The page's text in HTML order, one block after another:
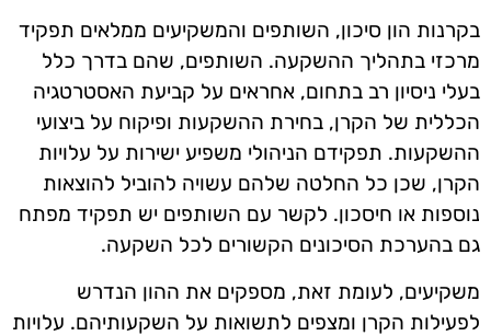
בקרנות הון סיכון, השותפים והמשקיעים ממלאים תפקיד
מרכזי בתהליך ההשקעה. השותפים, שהם בדרך כלל
בעלי ניסיון רב בתחום, אחראים על קביעת האסטרטגיה
הכללית של הקרן, בחירת ההשקעות ופיקוח על ביצועי
ההשקעות. תפקידם הניהולי משפיע ישירות על עלויות
הקרן, שכן כל החלטה שלהם עשויה להוביל להוצאות
נוספות או חיסכון. לקשר עם השותפים יש תפקיד מפתח
גם בהערכת הסיכונים הקשורים לכל השקעה.
משקיעים, לעומת זאת, מספקים את ההון הנדרש
לפעילות הקרן ומצפים לתשואות על השקעותיהם. עלויות